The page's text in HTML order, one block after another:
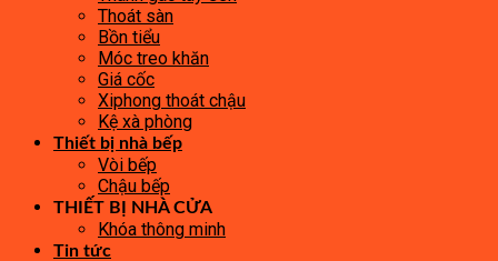
Thoát sàn
Bồn tiểu
Móc treo khăn
Giá cốc
Xiphong thoát chậu
Kệ xà phòng
Thiết bị nhà bếp
Vòi bếp
Chậu bếp
THIẾT BỊ NHÀ CỬA
Khóa thông minh
Tin tức